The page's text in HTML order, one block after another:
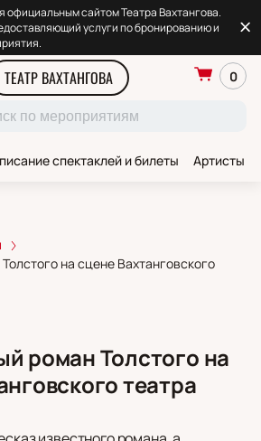
официальным сайтом Театра Вахтангова.
услуги по бронированию и
ТЕАТР ВАХТАНГОВА 0
спектаклей и билеты Артисты
на сцене Вахтанговского
роман Толстого на
театра